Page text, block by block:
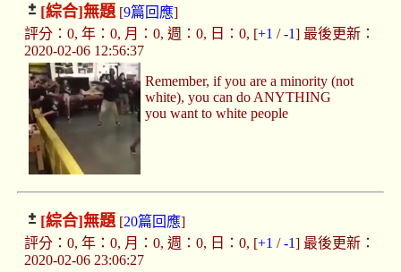
[綜合]無題[9篇回應]
評分：0, 年：0, 月：0, 週：0, 日：0, [+1 /-1] 最後更新：
2020-02-06 12:56:37
Remember, if you are a minority (not
white), you can do ANYTHING
you want to white people
[綜合]無題[20篇回應]
評分：0, 年：0, 月：0, 週：0, 日：0, [+1 /-1] 最後更新：
2020-02-06 23:06:27